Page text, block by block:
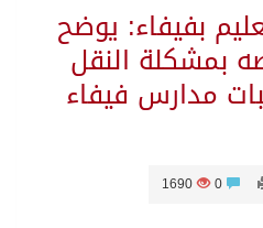
بفيفاء: يوضح
بمشكلة النقل
مدارس فيفاء
0
1690